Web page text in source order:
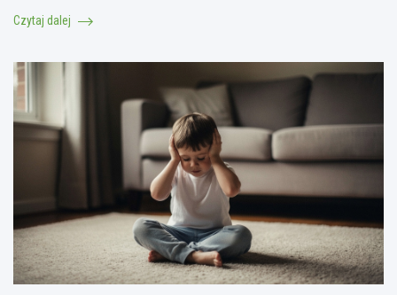
Czytaj dalej